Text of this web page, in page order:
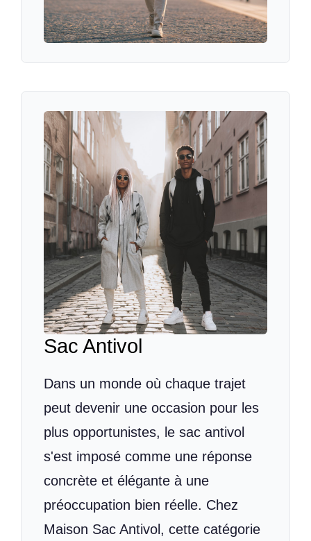
Sac Antivol
Dans un monde où chaque trajet
peut devenir une occasion pour les
plus opportunistes, le sac antivol
s'est imposé comme une réponse
concrète et élégante à une
préoccupation bien réelle. Chez
Maison Sac Antivol, cette catégorie